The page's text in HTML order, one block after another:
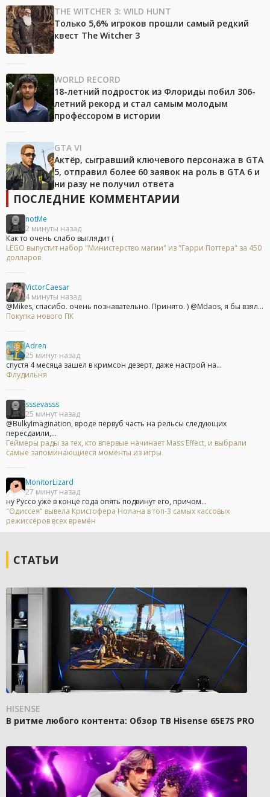
THE WITCHER 3: WILD HUNT
Только 5,6% игроков прошли самый редкий
квест The Witcher 3
WORLD RECORD
18-летний подросток из Флориды побил 306-
летний рекорд и стал самым молодым
профессором в истории
GTA VI
Актёр, сыгравший ключевого персонажа в GTA
5, отправил более 60 заявок на роль в GTA 6 и
ни разу не получил ответа
ПОСЛЕДНИЕ КОММЕНТАРИИ
notMe
2 минуты назад
Как то очень слабо выглядит (
LEGO выпустит набор "Министерство магии" из "Гарри Поттера" за 450
долларов
VictorCaesar
4 минуты назад
@Mikes, спасибо. очень познавательно. Принято. ) @Mdaos, я бы взял...
Покупка нового ПК
Adren
25 минут назад
спустя 4 месяца зашел в кримсон дезерт, даже настрой на...
Флудильня
sssevasss
25 минут назад
@BulkyImagination, вроде первуб часть на рельсы следующих
пересдаили,...
Геймеры рады за тех, кто впервые начинает Mass Effect, и выбрали
самые запоминающиеся моменты из игры
MonitorLizard
27 минут назад
ну Руссо уже в конце года опять подвинут его, причом...
"Одиссея" вывела Кристофера Нолана в топ-3 самых кассовых
режиссёров всех времён
СТАТЬИ
HISENSE
В ритме любого контента: Обзор ТВ Hisense 65E7S PRO